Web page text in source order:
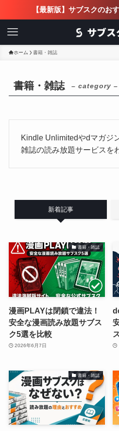
【最新版】サブスクのお
ホーム 書籍・雑誌
書籍・雑誌 – category –
Kindle Unlimitedやdマガジ
雑誌の読み放題サービスを
新着記事
書籍・雑誌
漫画PLAYは閉鎖で違法！
安全な漫画読み放題サブス
ク5選を比較
2026年6月7日
書籍・雑誌